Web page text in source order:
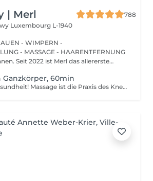
| Merl
788
Luxembourg L-1940
- WIMPERN -
- MASSAGE - HAARENTFERNUNG
Seit 2022 ist Merl das allererste
Ganzkörper, 60min
Erhalten Sie Ihre Gesundheit! Massage ist die Praxis des Knetens oder Bearbeitens der Muskeln und anderer Weichteile einer Person, um Stress zu reduzieren, Muskelschmerzen zu lindern, die Entspannung zu fördern und die Funktion des Immunsystems zu verbessern. Vorteile einer Ganzkörpermassage für die Gesundheit: - reduziert Stress - entspannend - verbessert die Durchblutung - verbessert das Immunsystem des Körpers Wie wird eine Ganzkörpermassage durchgeführt? - Kopf und Nacken werden massiert - Schultern und Rücken werden massiert - Hände und Arme werden massiert - Füße und Beine werden massiert - der Bauch wird massiert Altersbeschränkungen: es gibt keine Altersbeschränkungen für dieses Verfahren. Empfehlungen nach dem Eingriff: nach dem Eingriff 2-3 Stunden keinen Sport und plötzliche Bewegungen machen. Frequenz: 1-2 Mal pro Woche, insgesamt 10 Mal. Wiederholen Sie den Eingriff alle 3-6 Monate.